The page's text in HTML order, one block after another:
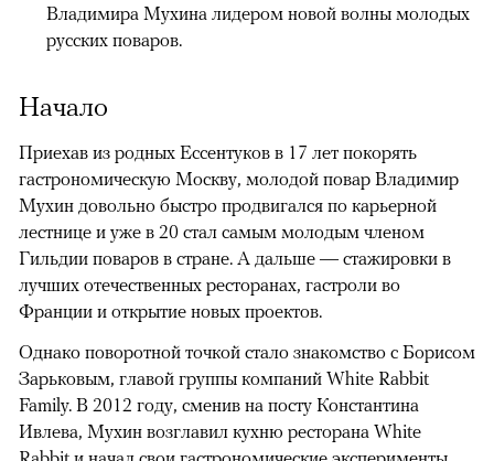
Владимира Мухина лидером новой волны молодых
русских поваров.
Начало
Приехав из родных Ессентуков в 17 лет покорять
гастрономическую Москву, молодой повар Владимир
Мухин довольно быстро продвигался по карьерной
лестнице и уже в 20 стал самым молодым членом
Гильдии поваров в стране. А дальше — стажировки в
лучших отечественных ресторанах, гастроли во
Франции и открытие новых проектов.
Однако поворотной точкой стало знакомство с Борисом
Зарьковым, главой группы компаний White Rabbit
Family. В 2012 году, сменив на посту Константина
Ивлева, Мухин возглавил кухню ресторана White